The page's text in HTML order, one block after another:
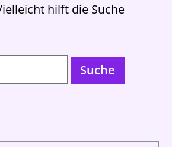
hilft die Suche
Suche